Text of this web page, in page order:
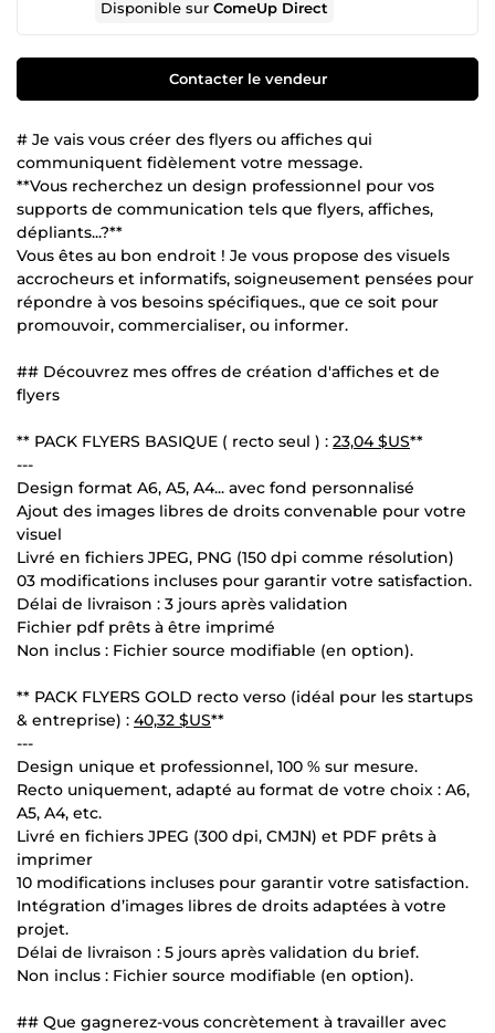
Disponible surComeUp Direct
Contacter le vendeur
# Je vais vous créer des flyers ou affiches qui
communiquent fidèlement votre message.
**Vous recherchez un design professionnel pour vos
supports de communication tels que flyers, affiches,
dépliants...?**
Vous êtes au bon endroit ! Je vous propose des visuels
accrocheurs et informatifs, soigneusement pensées pour
répondre à vos besoins spécifiques., que ce soit pour
promouvoir, commercialiser, ou informer.
## Découvrez mes offres de création d'affiches et de
flyers
** PACK FLYERS BASIQUE ( recto seul ) : 23,04 $US**
---
Design format A6, A5, A4... avec fond personnalisé
Ajout des images libres de droits convenable pour votre
visuel
Livré en fichiers JPEG, PNG (150 dpi comme résolution)
03 modifications incluses pour garantir votre satisfaction.
Délai de livraison : 3 jours après validation
Fichier pdf prêts à être imprimé
Non inclus : Fichier source modifiable (en option).
** PACK FLYERS GOLD recto verso (idéal pour les startups
& entreprise) : 40,32 $US**
---
Design unique et professionnel, 100 % sur mesure.
Recto uniquement, adapté au format de votre choix : A6,
A5, A4, etc.
Livré en fichiers JPEG (300 dpi, CMJN) et PDF prêts à
imprimer
10 modifications incluses pour garantir votre satisfaction.
Intégration d’images libres de droits adaptées à votre
projet.
Délai de livraison : 5 jours après validation du brief.
Non inclus : Fichier source modifiable (en option).
## Que gagnerez-vous concrètement à travailler avec